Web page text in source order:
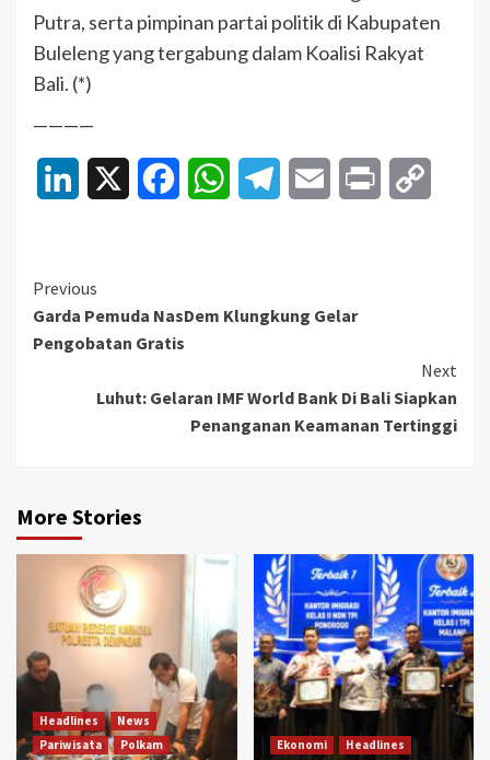
Putra, serta pimpinan partai politik di Kabupaten
Buleleng yang tergabung dalam Koalisi Rakyat
Bali. (*)
————
LinkedIn FacebookWhatsAppTelegramEmail Print
Continue
Reading
Previous
Garda Pemuda NasDem Klungkung Gelar
Pengobatan Gratis
Next
Luhut: Gelaran IMF World Bank Di Bali Siapkan
Penanganan Keamanan Tertinggi
More Stories
Headlines
News
Pariwisata
Polkam
Ekonomi
Headlines